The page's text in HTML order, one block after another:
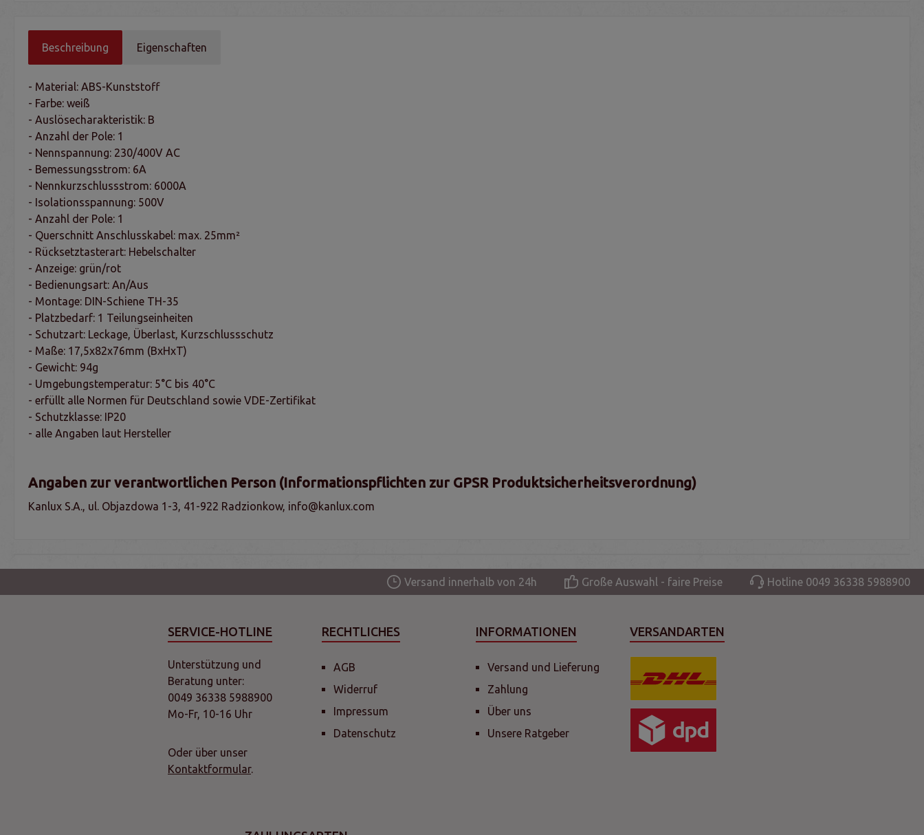
Beschreibung Eigenschaften
- Material: ABS-Kunststoff
- Farbe: weiß
- Auslösecharakteristik: B
- Anzahl der Pole: 1
- Nennspannung: 230/400V AC
- Bemessungsstrom: 6A
- Nennkurzschlussstrom: 6000A
- Isolationsspannung: 500V
- Anzahl der Pole: 1
- Querschnitt Anschlusskabel: max. 25mm²
- Rücksetztasterart: Hebelschalter
- Anzeige: grün/rot
- Bedienungsart: An/Aus
- Montage: DIN-Schiene TH-35
- Platzbedarf: 1 Teilungseinheiten
- Schutzart: Leckage, Überlast, Kurzschlussschutz
- Maße: 17,5x82x76mm (BxHxT)
- Gewicht: 94g
- Umgebungstemperatur: 5°C bis 40°C
- erfüllt alle Normen für Deutschland sowie VDE-Zertifikat
- Schutzklasse: IP20
- alle Angaben laut Hersteller
Angaben zur verantwortlichen Person (Informationspflichten zur GPSR Produktsicherheitsverordnung)
Kanlux S.A., ul. Objazdowa 1-3, 41-922 Radzionkow, info@kanlux.com
Versand innerhalb von 24h Große Auswahl - faire Preise Hotline 0049 36338 5988900
SERVICE-HOTLINE
Unterstützung und
Beratung unter:
0049 36338 5988900
Mo-Fr, 10-16 Uhr
Oder über unser
Kontaktformular.
RECHTLICHES
AGB
Widerruf
Impressum
Datenschutz
INFORMATIONEN
Versand und Lieferung
Zahlung
Über uns
Unsere Ratgeber
VERSANDARTEN